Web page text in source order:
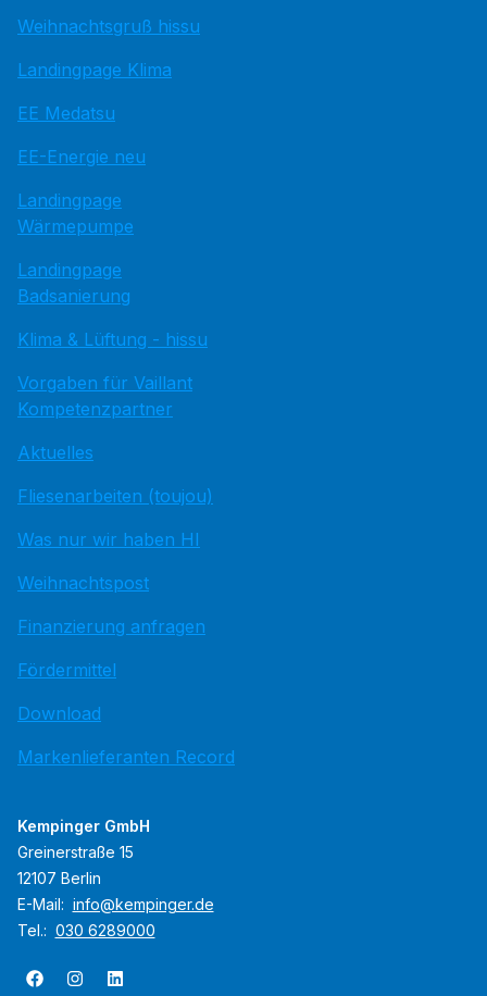
Weihnachtsgruß hissu
Landingpage Klima
EE Medatsu
EE-Energie neu
Landingpage
Wärmepumpe
Landingpage
Badsanierung
Klima & Lüftung - hissu
Vorgaben für Vaillant
Kompetenzpartner
Aktuelles
Fliesenarbeiten (toujou)
Was nur wir haben HI
Weihnachtspost
Finanzierung anfragen
Fördermittel
Download
Markenlieferanten Record
Kempinger GmbH
Greinerstraße 15
12107 Berlin
E-Mail: info@kempinger.de
Tel.: 030 6289000